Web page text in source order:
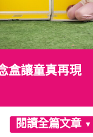
盒讓童真再現
閱讀全篇文章